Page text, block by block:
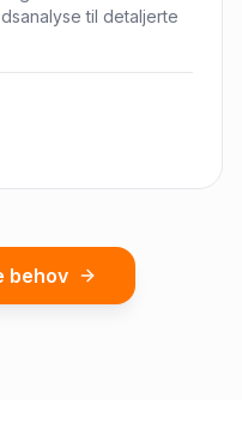
til detaljerte
behov